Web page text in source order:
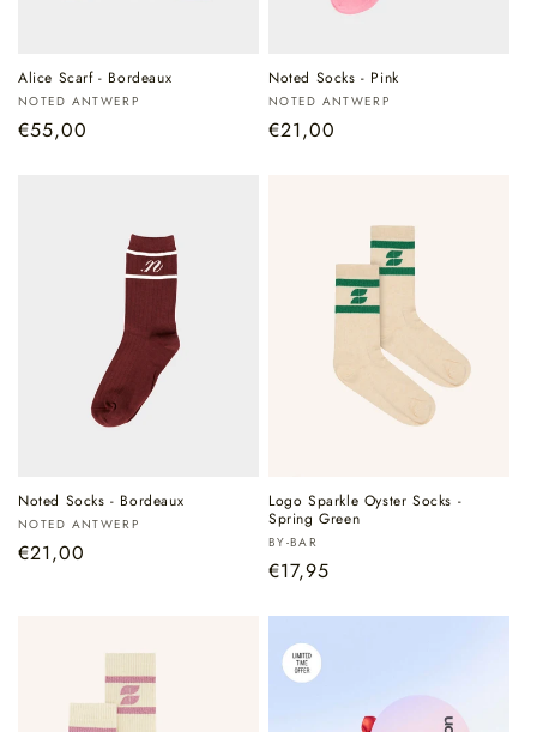
Alice Scarf - Bordeaux
Verkoper:
NOTED ANTWERP
Normale
€55,00
Noted Socks - Pink
Verkoper:
NOTED ANTWERP
Normale
€21,00
Noted Socks - Bordeaux
Verkoper:
NOTED ANTWERP
Normale
€21,00
Logo Sparkle Oyster Socks -
Spring Green
Verkoper:
BY-BAR
Normale
€17,95